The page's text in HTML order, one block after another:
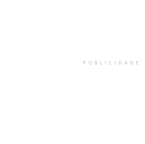
PUBLICIDADE